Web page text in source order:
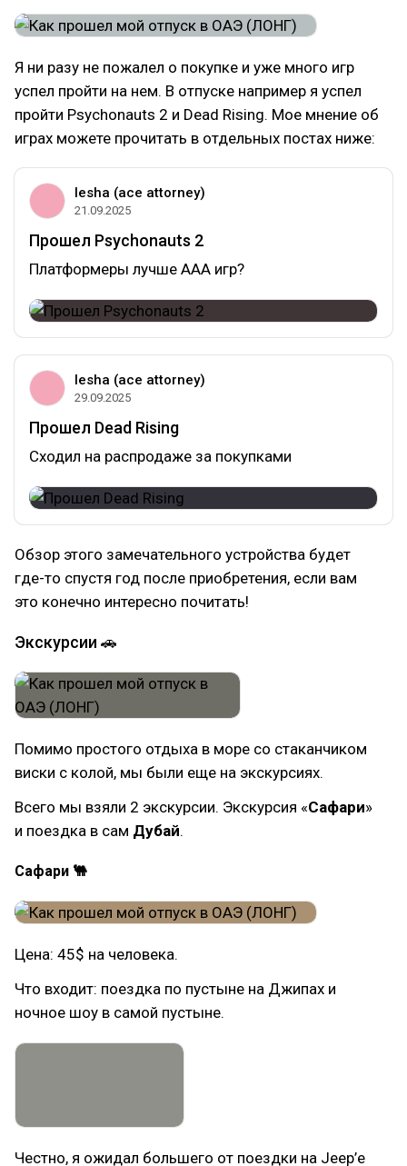
Я ни разу не пожалел о покупке и уже много игр
успел пройти на нем. В отпуске например я успел
пройти Psychonauts 2 и Dead Rising. Мое мнение об
играх можете прочитать в отдельных постах ниже:
lesha (ace attorney)
21.09.2025
Прошел Psychonauts 2
Платформеры лучше ААА игр?
lesha (ace attorney)
29.09.2025
Прошел Dead Rising
Сходил на распродаже за покупками
Обзор этого замечательного устройства будет
где-то спустя год после приобретения, если вам
это конечно интересно почитать!
Экскурсии 🚗
Помимо простого отдыха в море со стаканчиком
виски с колой, мы были еще на экскурсиях.
Всего мы взяли 2 экскурсии. Экскурсия «Сафари»
и поездка в сам Дубай.
Сафари 🐫
Цена: 45$ на человека.
Что входит: поездка по пустыне на Джипах и
ночное шоу в самой пустыне.
Честно, я ожидал большего от поездки на Jeep’е